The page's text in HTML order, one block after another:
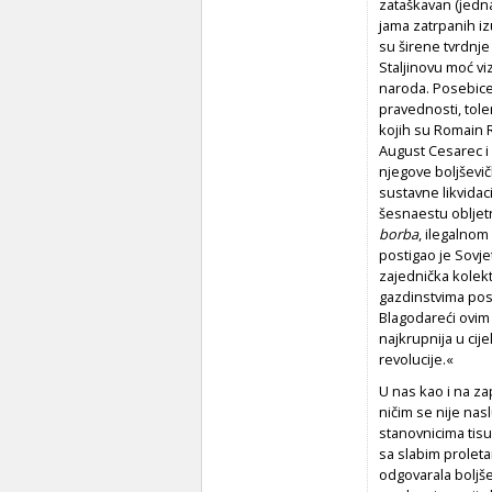
zataškavan
jama zatrpanih
su širene
Staljinovu moć
naroda.
pravednosti,
kojih su Romain
August Cesarec
njegove
sustavne
šesnaestu
borba,
postigao je
zajednička
gazdinstvima
Blagodareći
najkrupnija u
revolucije.«
U nas kao i na
ničim se nije
stanovnicima
sa slabim
odgovarala